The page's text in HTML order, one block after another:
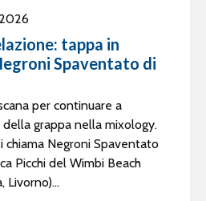
tappa in
Spaventato di
per continuare a
grappa nella mixology.
chiama Negroni Spaventato
Picchi del Wimbi Beach
Livorno)...